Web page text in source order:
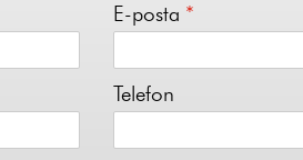
E-posta *
Telefon